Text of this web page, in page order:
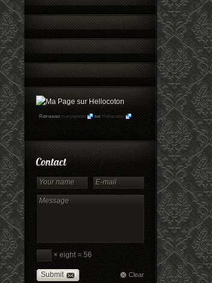
Retrouvez maryophoto sur Hellocoton
× eight = 56
Submit Clear